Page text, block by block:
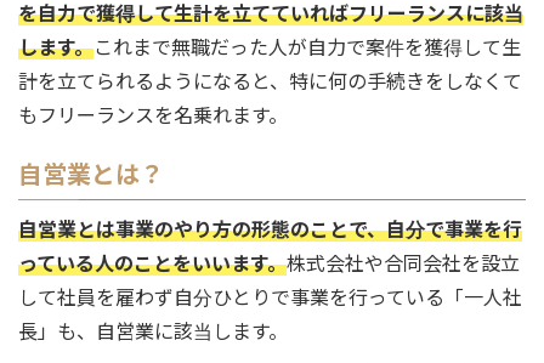
を自力で獲得して生計を立てていればフリーランスに該当
します。これまで無職だった人が自力で案件を獲得して生
計を立てられるようになると、特に何の手続きをしなくて
もフリーランスを名乗れます。
自営業とは？
自営業とは事業のやり方の形態のことで、自分で事業を行
っている人のことをいいます。株式会社や合同会社を設立
して社員を雇わず自分ひとりで事業を行っている「一人社
長」も、自営業に該当します。